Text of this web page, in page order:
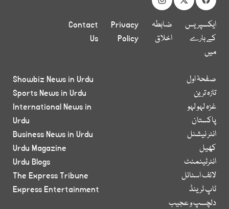
ایکسپریس
کے بارے
میں
ضابطہ
اخلاق
Privacy
Policy
Contact
Us
صفحۂ اول
تازہ ترین
غزہ لہو لہو
پاکستان
انٹر نیشنل
کھیل
انٹرٹینمنٹ
لائف اسٹائل
ٹاپ ٹرینڈ
دلچسپ و عجیب
Showbiz News in Urdu
Sports News in Urdu
International News in
Urdu
Business News in Urdu
Urdu Magazine
Urdu Blogs
The Express Tribune
Express Entertainment